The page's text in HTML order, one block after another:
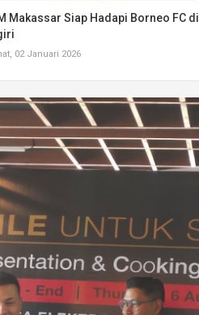
Makassar Siap Hadapi Borneo FC di
02 Januari 2026